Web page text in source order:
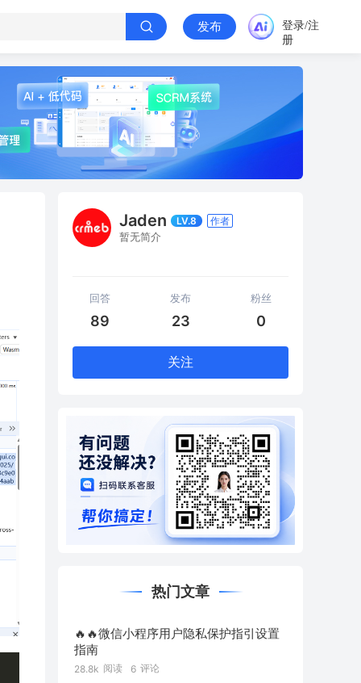
发布
登录/注
册
Jaden LV.8 作者
暂无简介
回答
89
发布
23
粉丝
0
关注
热门文章
🔥🔥微信小程序用户隐私保护指引设置
指南
28.8k 阅读 6 评论